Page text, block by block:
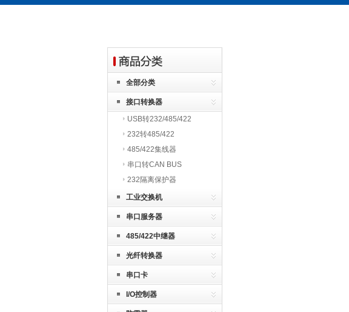
全部分类
接口转换器
USB转232/485/422
232转485/422
485/422集线器
串口转CAN BUS
232隔离保护器
工业交换机
串口服务器
485/422中继器
光纤转换器
串口卡
I/O控制器